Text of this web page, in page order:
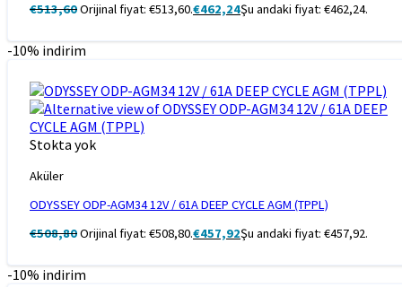
€513,60Orijinal fiyat: €513,60.€462,24Şu andaki fiyat: €462,24.
-10% indirim
Stokta yok
Aküler
ODYSSEY ODP-AGM34 12V / 61A DEEP CYCLE AGM (TPPL)
€508,80Orijinal fiyat: €508,80.€457,92Şu andaki fiyat: €457,92.
-10% indirim